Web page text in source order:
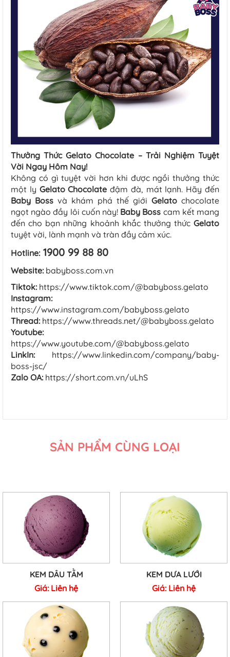
Thưởng Thức GelatoChocolate – Trải Nghiệm Tuyệt
Vời Ngay Hôm Nay!
Không có gì tuyệt vời hơn khi được ngồi thưởng thức
một ly Gelato Chocolate đậm đà, mát lạnh. Hãy đến
Baby Boss và khám phá thế giới Gelato chocolate
ngọt ngào đầy lôi cuốn này! Baby Boss cam kết mang
đến cho bạn những khoảnh khắc thưởng thức Gelato
tuyệt vời, lành mạnh và tràn đầy cảm xúc.
Hotline:1900 99 88 80
Website: babyboss.com.vn
Tiktok:https://www.tiktok.com/@babyboss.gelato
Instagram:
https://www.instagram.com/babyboss.gelato
Thread: https://www.threads.net/@babyboss.gelato
Youtube:
https://www.youtube.com/@babyboss.gelato
LinkIn:https://www.linkedin.com/company/baby-
boss-jsc/
Zalo OA:https://short.com.vn/uLhS
SẢN PHẨM CÙNG LOẠI
KEM DÂU TẰM
Giá: Liên hệ
KEM DƯA LƯỚI
Giá: Liên hệ